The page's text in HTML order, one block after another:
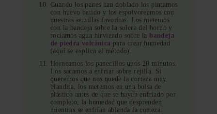
Cuando los panes han doblado los pintamos
con huevo batido y los espolvoreamos con
nuestras semillas favoritas. Los metemos
con la bandeja sobre la solera del horno y
rociamos agua hirviendo sobre la bandeja
de piedra volcánica para crear humedad
(aquí se explica el método).
Horneamos los panecillos unos 20 minutos.
Los sacamos a enfriar sobre rejilla. Si
queremos que nos quede la corteza muy
blandita, los metemos en una bolsa de
plástico antes de que se hayan enfriado por
completo; la humedad que desprenden
mientras se enfrían ablanda la corteza.